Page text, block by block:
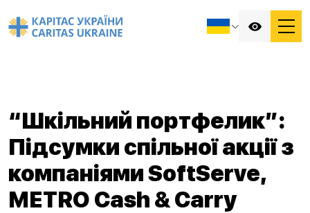
“Шкільний портфелик”:
Підсумки спільної акції з
компаніями SoftServe,
METRO Cash & Carry